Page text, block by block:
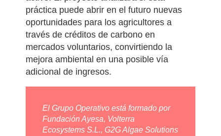
suelo mediante la aplicación de biochar
activo. El proyecto analizará si esta
práctica puede abrir en el futuro nuevas
oportunidades para los agricultores a
través de créditos de carbono en
mercados voluntarios, convirtiendo la
El Grupo Operativo está formado por